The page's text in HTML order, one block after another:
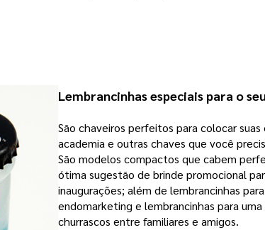
Lembrancinhas especiais para o
São chaveiros perfeitos para colocar
academia e outras chaves que você
São modelos compactos que cabem
ótima sugestão de brinde promocional
inaugurações; além de lembrancinhas
endomarketing e lembrancinhas para
churrascos entre familiares e amigos.